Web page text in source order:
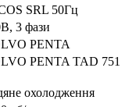
SRL 50Гц
3 фази
PENTA
PENTA TAD 751
охолодження